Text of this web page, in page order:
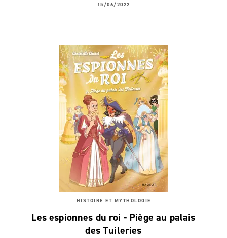
15/06/2022
HISTOIRE ET MYTHOLOGIE
Les espionnes du roi - Piège au palais
des Tuileries